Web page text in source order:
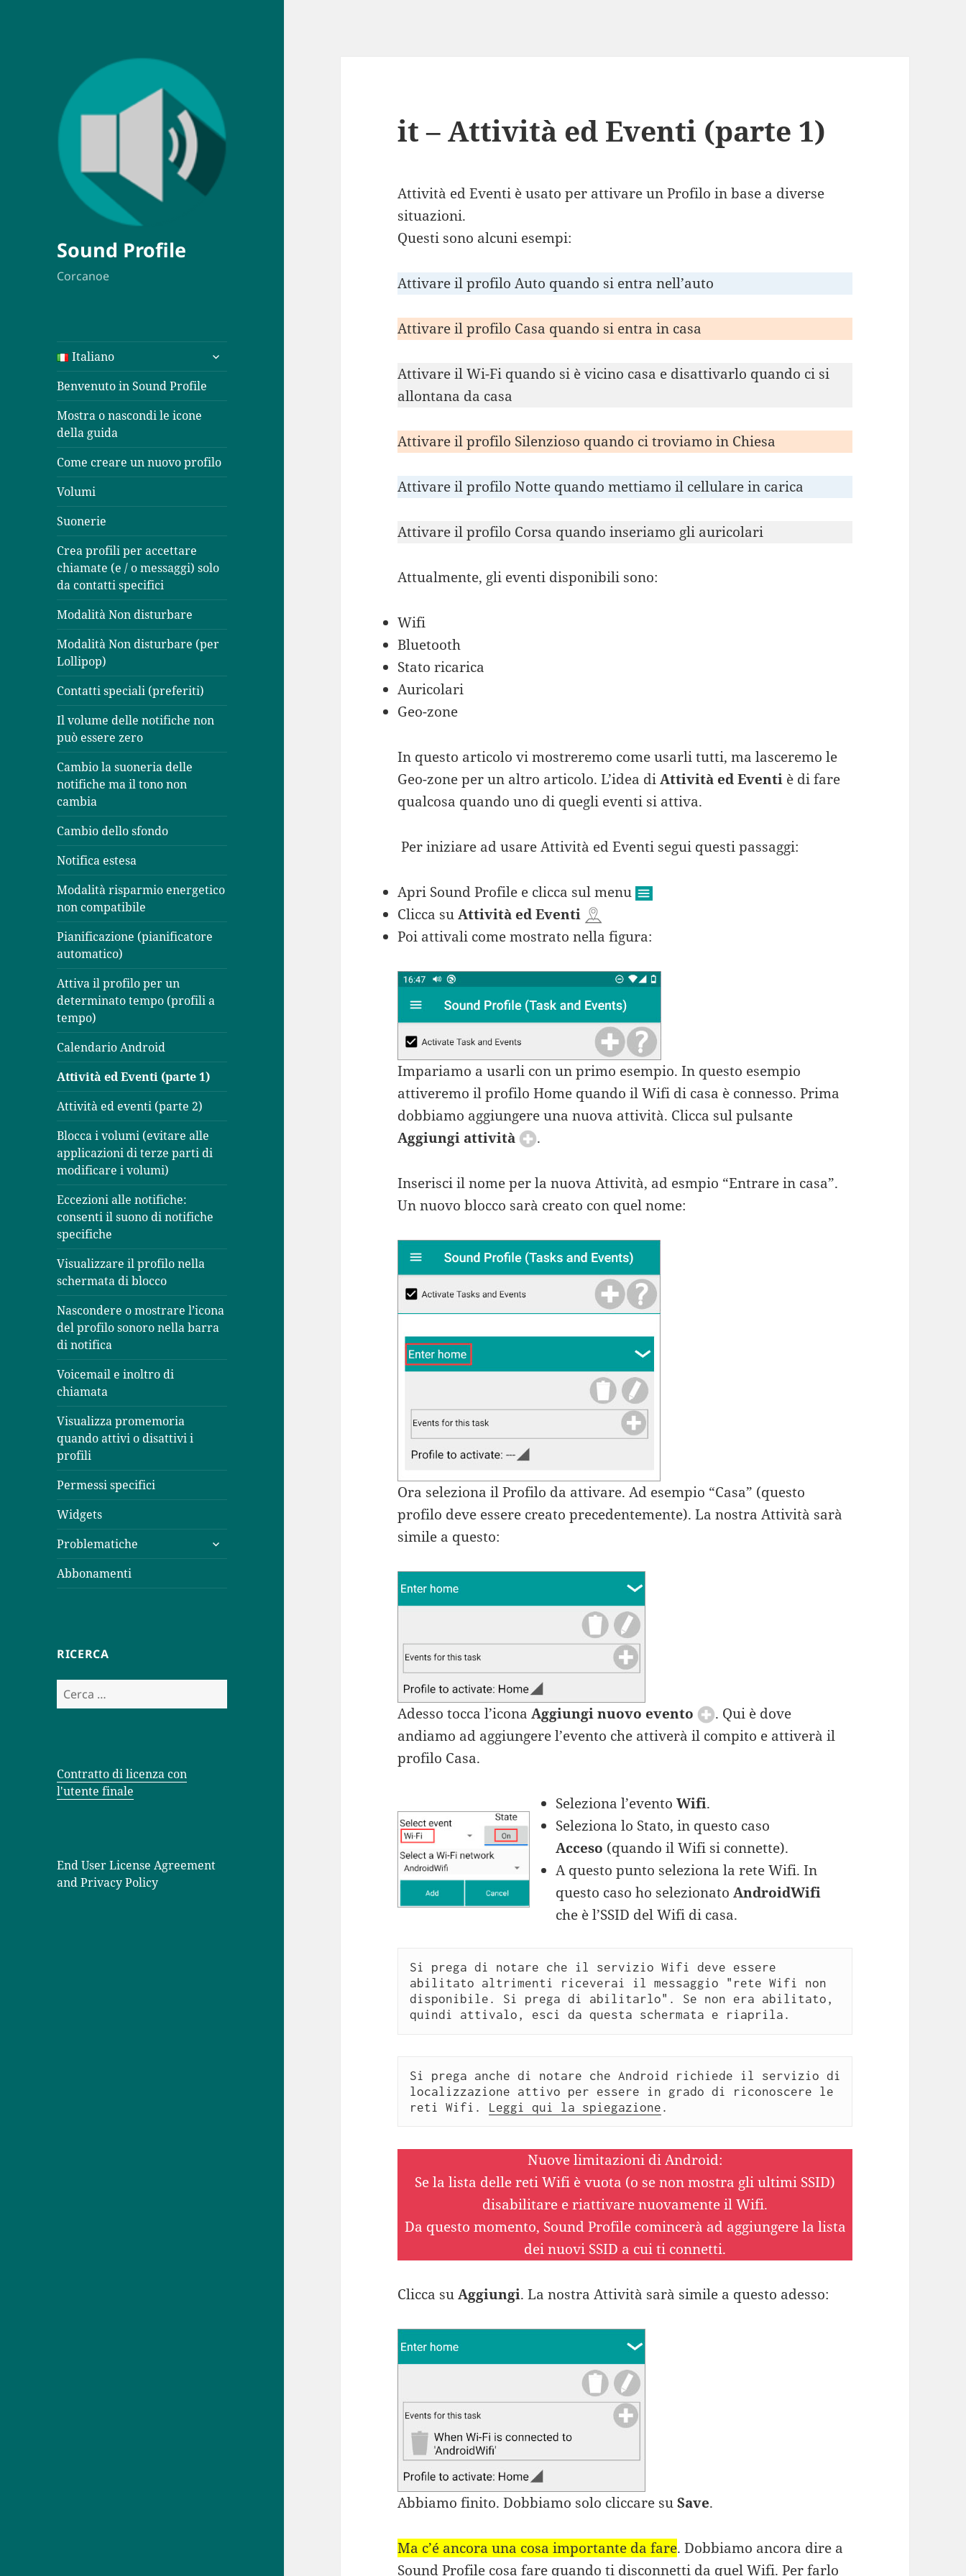
Sound Profile
Corcanoe
Italiano
apri
i
menù
child
Benvenuto in Sound Profile
Mostra o nascondi le icone
della guida
Come creare un nuovo profilo
Volumi
Suonerie
Crea profili per accettare
chiamate (e / o messaggi) solo
da contatti specifici
Modalità Non disturbare
Modalità Non disturbare (per
Lollipop)
Contatti speciali (preferiti)
Il volume delle notifiche non
può essere zero
Cambio la suoneria delle
notifiche ma il tono non
cambia
Cambio dello sfondo
Notifica estesa
Modalità risparmio energetico
non compatibile
Pianificazione (pianificatore
automatico)
Attiva il profilo per un
determinato tempo (profili a
tempo)
Calendario Android
Attività ed Eventi (parte 1)
Attività ed eventi (parte 2)
Blocca i volumi (evitare alle
applicazioni di terze parti di
modificare i volumi)
Eccezioni alle notifiche:
consenti il suono di notifiche
specifiche
Visualizzare il profilo nella
schermata di blocco
Nascondere o mostrare l’icona
del profilo sonoro nella barra
di notifica
Voicemail e inoltro di
chiamata
Visualizza promemoria
quando attivi o disattivi i
profili
Permessi specifici
Widgets
Problematiche
apri
i
child
Abbonamenti
RICERCA
Ricerca
per:
Contratto di licenza con
l'utente finale
End User License Agreement
and Privacy Policy
it – Attività ed Eventi (parte 1)
Attività ed Eventi è usato per attivare un Profilo in base a diverse
situazioni.
Questi sono alcuni esempi:
Attivare il profilo Auto quando si entra nell’auto
Attivare il profilo Casa quando si entra in casa
Attivare il Wi-Fi quando si è vicino casa e disattivarlo quando ci si
allontana da casa
Attivare il profilo Silenzioso quando ci troviamo in Chiesa
Attivare il profilo Notte quando mettiamo il cellulare in carica
Attivare il profilo Corsa quando inseriamo gli auricolari
Attualmente, gli eventi disponibili sono:
Wifi
Bluetooth
Stato ricarica
Auricolari
Geo-zone
In questo articolo vi mostreremo come usarli tutti, ma lasceremo le
Geo-zone per un altro articolo. L’idea diAttività ed Eventi è di fare
qualcosa quando uno di quegli eventi si attiva.
Per iniziare ad usare Attività ed Eventi segui questi passaggi:
Apri Sound Profile e clicca sul menu
Clicca suAttività ed Eventi
Poi attivali come mostrato nella figura:
Impariamo a usarli con un primo esempio. In questo esempio
attiveremo il profilo Home quando il Wifi di casa è connesso. Prima
dobbiamo aggiungere una nuova attività. Clicca sul pulsante
Aggiungi attività
.
Inserisci il nome per la nuova Attività, ad esmpio “Entrare in casa”.
Un nuovo blocco sarà creato con quel nome:
Ora seleziona il Profilo da attivare. Ad esempio “Casa” (questo
profilo deve essere creato precedentemente). La nostra Attività sarà
simile a questo:
Adesso tocca l’iconaAggiungi nuovo evento
. Qui è dove
andiamo ad aggiungere l’evento che attiverà il compito e attiverà il
profilo Casa.
Seleziona l’evento Wifi.
Seleziona lo Stato, in questo caso
Acceso (quando il Wifi si connette).
A questo punto seleziona la rete Wifi. In
questo caso ho selezionato AndroidWifi
che è l’SSID del Wifi di casa.
Si prega di notare che il servizio Wifi deve essere
abilitato altrimenti riceverai il messaggio "rete Wifi non
disponibile. Si prega di abilitarlo". Se non era abilitato,
quindi attivalo, esci da questa schermata e riaprila.
Si prega anche di notare che Android richiede il servizio di
localizzazione attivo per essere in grado di riconoscere le
reti Wifi. Leggi qui la spiegazione .
Nuove limitazioni di Android:
Se la lista delle reti Wifi è vuota (o se non mostra gli ultimi SSID)
disabilitare e riattivare nuovamente il Wifi.
Da questo momento, Sound Profile comincerà ad aggiungere la lista
dei nuovi SSID a cui ti connetti.
Clicca suAggiungi. La nostra Attività sarà simile a questo adesso:
Abbiamo finito. Dobbiamo solo cliccare suSave.
Ma c’é ancora una cosa importante da fare. Dobbiamo ancora dire a
Sound Profile cosa fare quando ti disconnetti da quel Wifi. Per farlo